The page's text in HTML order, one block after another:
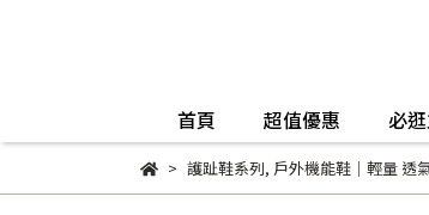
首頁 超值優惠 必
護趾鞋系列, 戶外機能鞋｜輕量 透